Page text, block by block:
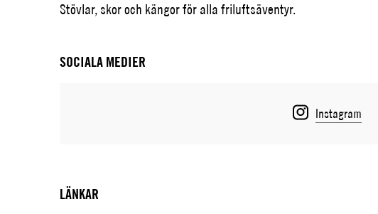
Stövlar, skor och kängor för alla friluftsäventyr.
SOCIALA MEDIER
Instagram
LÄNKAR